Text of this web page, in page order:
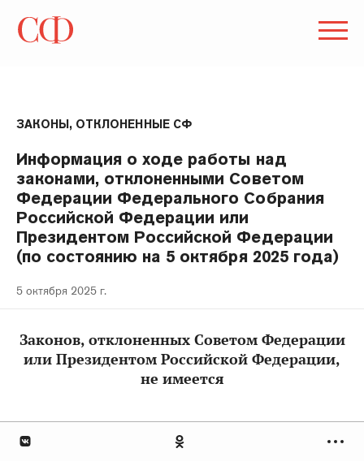
ЗАКОНЫ, ОТКЛОНЕННЫЕ СФ
Информация о ходе работы над
законами, отклоненными Советом
Федерации Федерального Собрания
Российской Федерации или
Президентом Российской Федерации
(по состоянию на 5 октября 2025 года)
5 октября 2025 г.
Законов, отклоненных Советом Федерации
или Президентом Российской Федерации,
не имеется